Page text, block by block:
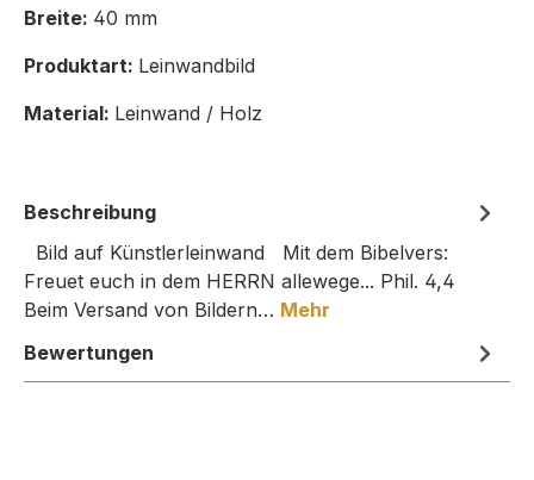
Breite: 40 mm
Produktart: Leinwandbild
Material: Leinwand / Holz
Beschreibung
Bild auf Künstlerleinwand Mit dem Bibelvers:
Freuet euch in dem HERRN allewege... Phil. 4,4
Beim Versand von Bildern… Mehr
Bewertungen